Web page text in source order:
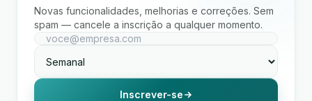
Novas funcionalidades, melhorias e correções. Sem
spam — cancele a inscrição a qualquer momento.
Inscrever-se